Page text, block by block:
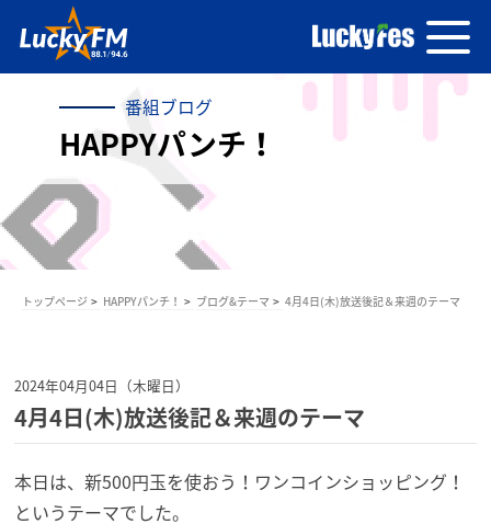
番組ブログ
HAPPYパンチ！
トップページ HAPPYパンチ！ ブログ&テーマ 4月4日(木)放送後記＆来週のテーマ
2024年04月04日（木曜日）
4月4日(木)放送後記＆来週のテーマ
本日は、新500円玉を使おう！ワンコインショッピング！
というテーマでした。